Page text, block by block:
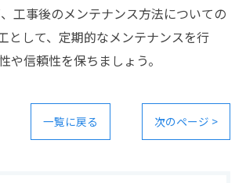
工事後のメンテナンス方法についての
として、定期的なメンテナンスを行
や信頼性を保ちましょう。
一覧に戻る 次のページ >